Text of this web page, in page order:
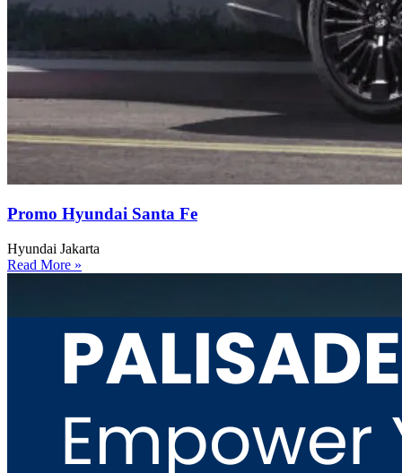
Promo Hyundai Santa Fe
Hyundai Jakarta
Read More »